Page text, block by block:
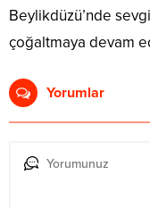
Beylikdüzü’nde
çoğaltmaya devam
Yorumlar